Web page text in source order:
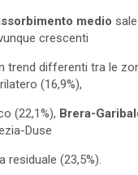
medio
crescenti
trend differenti tra le
(16,9%),
(22,1%), Brera-
Duse
residuale (23,5%).